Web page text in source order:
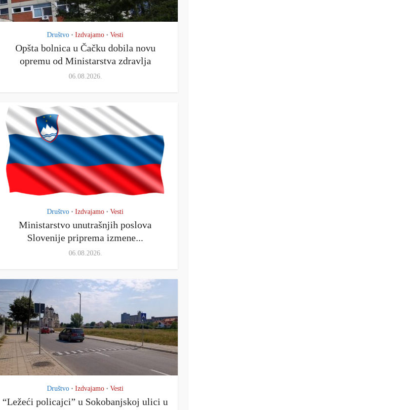
Društvo • Izdvajamo • Vesti
Opšta bolnica u Čačku dobila novu
opremu od Ministarstva zdravlja
06.08.2026.
Društvo • Izdvajamo • Vesti
Ministarstvo unutrašnjih poslova
Slovenije priprema izmene...
06.08.2026.
Društvo • Izdvajamo • Vesti
“Ležeći policajci” u Sokobanjskoj ulici u